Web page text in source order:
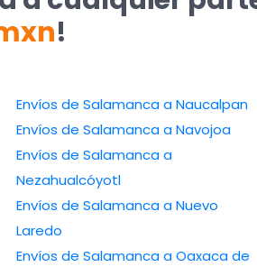
!
Envíos de Salamanca a Naucalpan
Envíos de Salamanca a Navojoa
Envíos de Salamanca a
Nezahualcóyotl
Envíos de Salamanca a Nuevo
Laredo
Envíos de Salamanca a Oaxaca de